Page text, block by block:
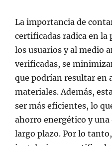
La importancia de
certificadas radica en la
los usuarios y al medio
verificadas, se
que podrían resultar en
materiales. Además,
ser más eficientes, lo
ahorro energético y
largo plazo. Por lo